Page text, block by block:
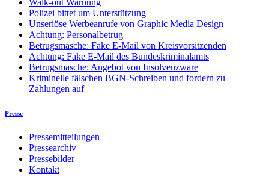
Polizei bittet um Unterstützung
Unseriöse Werbeanrufe von Graphic Media Design
Achtung: Personalbetrug
Betrugsmasche: Fake E-Mail von Kreisvorsitzenden
Achtung: Fake E-Mail des Bundeskriminalamts
Betrugsmasche: Angebot von Insolvenzware
Kriminelle fälschen BGN-Schreiben und fordern zu
Zahlungen auf
Presse
Pressemitteilungen
Pressearchiv
Pressebilder
Kontakt